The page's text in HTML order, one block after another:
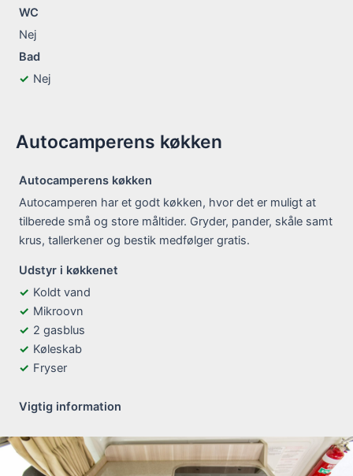
WC
Nej
Bad
Nej
Autocamperens køkken
Autocamperens køkken
Autocamperen har et godt køkken, hvor det er muligt at
tilberede små og store måltider. Gryder, pander, skåle samt
krus, tallerkener og bestik medfølger gratis.
Udstyr i køkkenet
Koldt vand
Mikroovn
2 gasblus
Køleskab
Fryser
Vigtig information